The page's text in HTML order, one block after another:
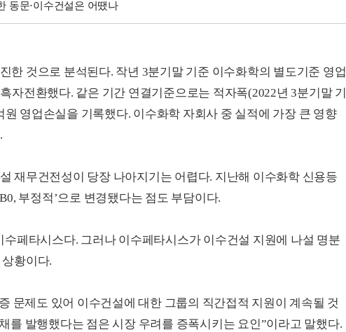
동문·이수건설은 어땠나
한 것으로 분석된다. 작년 3분기말 기준 이수화학의 별도기준 영업
자전환했다. 같은 기간 연결기준으로는 적자폭(2022년 3분기말 기
원 영업손실을 기록했다. 이수화학 자회사 중 실적에 가장 큰 영향
재무건전성이 당장 나아지기는 어렵다. 지난해 이수화학 신용등
부정적’으로 변경됐다는 점도 부담이다.
페타시스다. 그러나 이수페타시스가 이수건설 지원에 나설 명분
황이다.
문제도 있어 이수건설에 대한 그룹의 직간접적 지원이 계속될 것
를 발행했다는 점은 시장 우려를 증폭시키는 요인”이라고 말했다.